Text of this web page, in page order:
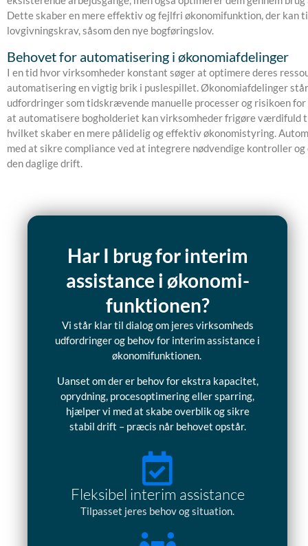
Dette skaber en mere effektiv og fejlfri økonomifunktion, der kan
lovgivningskrav, såsom den nye bogføringslov.
Behovet for automatisering i økonomiafdelinger
I en tid hvor virksomheder konstant søger at optimere deres
automatisering en vigtig brik i puslespillet. Økonomiafdelinger
udfordringer som tidskrævende manuelle processer og risikoen for
at automatisere bogholderiet kan virksomheder frigøre værdifuld
hvilket skaber en mere pålidelig og effektiv økonomistyring.
med at sikre compliance ved at integrere nødvendige kontroller
den daglige drift.
Har I brug for interim
assistance i økonomi-
funktionen?
Vi står klar til dialog om jeres virksomheds
udfordringer og behov for interim assistance i
økonomifunktionen.
Uanset om der er behov for ekstra kapacitet,
oprydning, procesoptimering eller sparring,
hjælper vi med at skabe overblik og sikre
stabil drift – præcis når behovet opstår.
Fleksibel interim assistance
Tilpasset jeres behov og situation.